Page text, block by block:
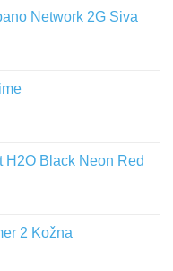
Network 2G Siva
H2O Black Neon Red
2 Kožna